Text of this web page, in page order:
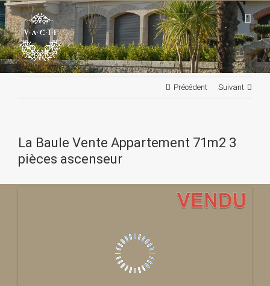
Passer
au
contenu
Précédent Suivant
La Baule Vente Appartement 71m2 3
pièces ascenseur